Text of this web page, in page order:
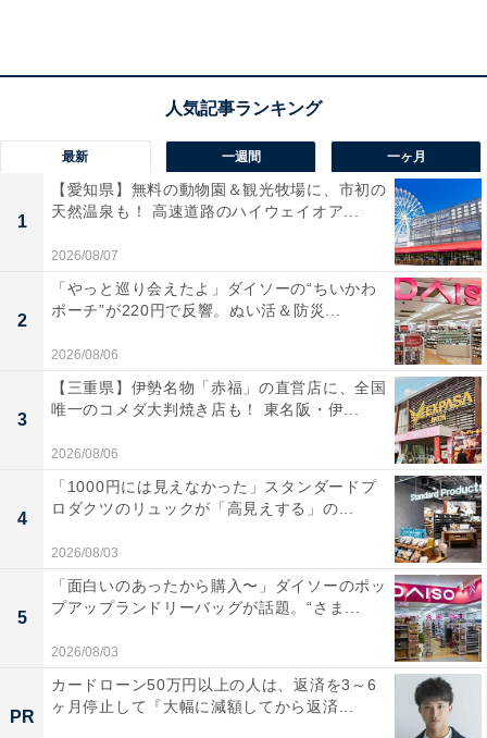
モンスターボールにIN！ ポケモンローカルActs エコバッグ〈typeA〉（画
像出典：Amazon）
日本各地の魅力を発信する「ポケモンローカルActs」と
コラボした、今号だけの特別なエコバッグです。北海道
のロコンや香川のヤドンなど、12道県の「推しポケモ
ン」たちがぎっしりとプリントされた賑やかなデザイン
が目を引きます。〈typeA〉はネイビーの縁取りで、大
人でも持ちやすい落ち着いた可愛らしさが魅力です。
最新 一週間 一ヶ月
1
【愛知県】無料の動物園＆観光牧場に、市初の
天然温泉も！ 高速道路のハイウェイオア...
2026/08/07
2
「やっと巡り会えたよ」ダイソーの“ちいかわ
ポーチ”が220円で反響。ぬい活＆防災...
2026/08/06
3
【三重県】伊勢名物「赤福」の直営店に、全国
唯一のコメダ大判焼き店も！ 東名阪・伊...
2026/08/06
4
「1000円には見えなかった」スタンダードプ
ロダクツのリュックが「高見えする」の...
2026/08/03
5
「面白いのあったから購入〜」ダイソーのポッ
プアップランドリーバッグが話題。“さま...
2026/08/03
PR
カードローン50万円以上の人は、返済を3～6
ヶ月停止して『大幅に減額してから返済...